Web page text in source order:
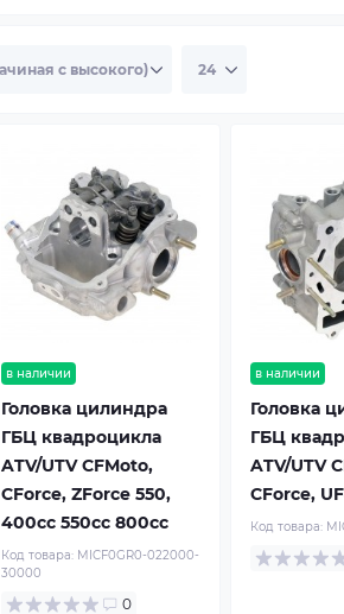
в наличии
Головка цилиндра
ГБЦ квадроцикла
ATV/UTV CFMoto,
CForce, ZForce 550,
400cc 550cc 800cc
Код товара: MICF0GR0-022000-
30000
0
в наличии
Головка
ГБЦ
ATV/UTV
CForce,
Код товара: